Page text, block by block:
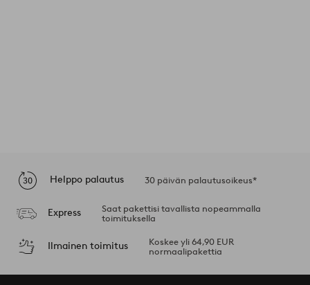
Helppo palautus 30 päivän palautusoikeus*
Express
Saat pakettisi tavallista nopeammalla
toimituksella
Ilmainen toimitus
Koskee yli 64,90 EUR
normaalipakettia